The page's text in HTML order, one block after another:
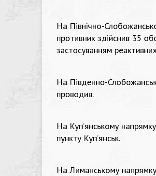
На Північно-
противник здійснив 35
застосуванням
На Південно-
проводив.
На Куп’янському
пункту Куп’янськ.
На Лиманському напрямку